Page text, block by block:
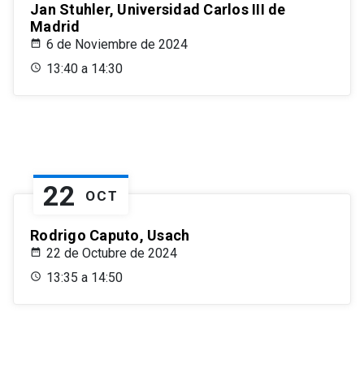
Jan Stuhler, Universidad Carlos III de
Madrid
6 de Noviembre de 2024
13:40 a 14:30
22 OCT
Rodrigo Caputo, Usach
22 de Octubre de 2024
13:35 a 14:50